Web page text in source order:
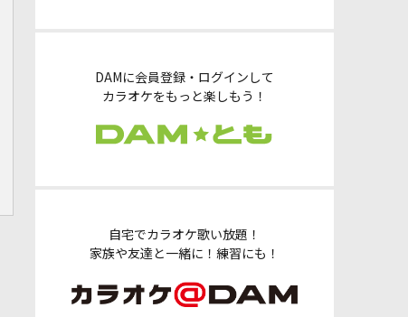
DAMに会員登録・ログインして
カラオケをもっと楽しもう！
自宅でカラオケ歌い放題！
家族や友達と一緒に！練習にも！